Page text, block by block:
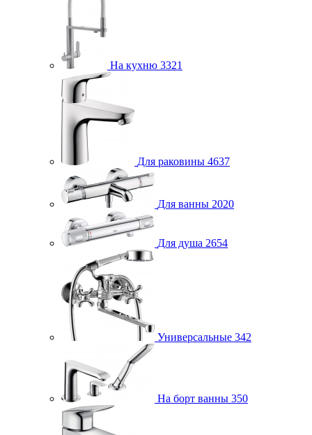
На кухню 3321
Для раковины 4637
Для ванны 2020
Для душа 2654
Универсальные 342
На борт ванны 350